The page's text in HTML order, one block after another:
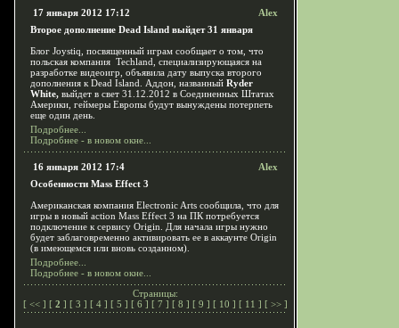
17 января 2012 17:12
Alex
Второе дополнение Dead Island выйдет 31 января
Блог Joystiq, посвященный играм сообщает о том, что
польская компания Techland, специализирующаяся на
разработке видеоигр, объявила дату выпуска второго
дополнения к Dead Island. Аддон, названный Ryder
White, выйдет в свет 31.12.2012 в Соединенных Штатах
Америки, геймеры Европы будут вынуждены потерпеть
еще один день.
Подробнее...
Подробнее - в новом окне...
16 января 2012 17:4
Alex
Особенности Mass Effect 3
Американская компания Electronic Arts сообщила, что для
игры в новый action Mass Effect 3 на ПК потребуется
подключение к сервису Origin. Для начала игры нужно
будет заблаговременно активировать ее в аккаунте Origin
(в имеющемся или вновь созданном).
Подробнее...
Подробнее - в новом окне...
Страницы:
[ << ] [ 2 ] [ 3 ] [ 4 ] [ 5 ] [ 6 ] [ 7 ] [ 8 ] [ 9 ] [ 10 ] [ 11 ] [ >> ]